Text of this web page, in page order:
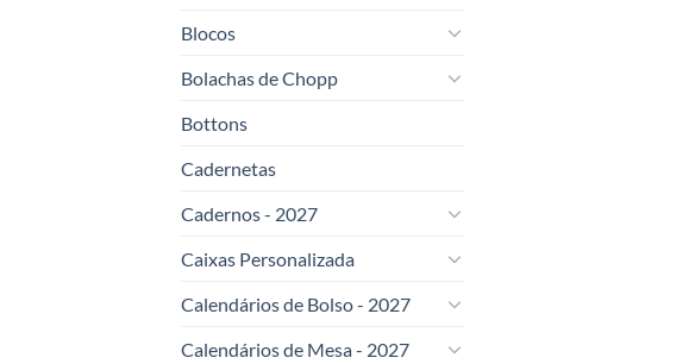
Blocos
Bolachas de Chopp
Bottons
Cadernetas
Cadernos - 2027
Caixas Personalizada
Calendários de Bolso - 2027
Calendários de Mesa - 2027